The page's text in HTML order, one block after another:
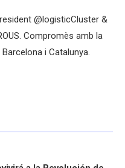
@logisticCluster &
Compromès amb la
i Catalunya.